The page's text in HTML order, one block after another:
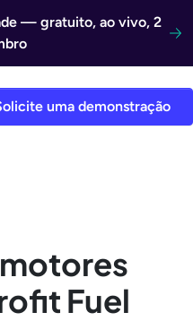
— gratuito, ao vivo, 2
uma demonstração
Fuel